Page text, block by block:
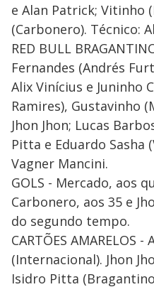
e Alan Patrick; Vitinho
(Carbonero). Técnico:
RED BULL
Fernandes (Andrés
Alix Vinícius e Juninho
Ramires), Gustavinho
Jhon Jhon; Lucas
Pitta e Eduardo Sasha
Vagner Mancini.
GOLS - Mercado, aos
Carbonero, aos 35 e
do segundo tempo.
CARTÕES AMARELOS
(Internacional). Jhon
Isidro Pitta